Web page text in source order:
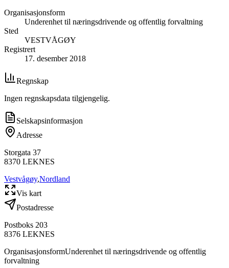
Organisasjonsform
Underenhet til næringsdrivende og offentlig forvaltning
Sted
VESTVÅGØY
Registrert
17. desember 2018
Regnskap
Ingen regnskapsdata tilgjengelig.
Selskapsinformasjon
Adresse
Storgata 37
8370 LEKNES
Vestvågøy,Nordland
Vis kart
Postadresse
Postboks 203
8376 LEKNES
OrganisasjonsformUnderenhet til næringsdrivende og offentlig
forvaltning